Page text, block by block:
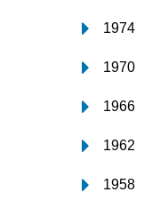
1974
1970
1966
1962
1958